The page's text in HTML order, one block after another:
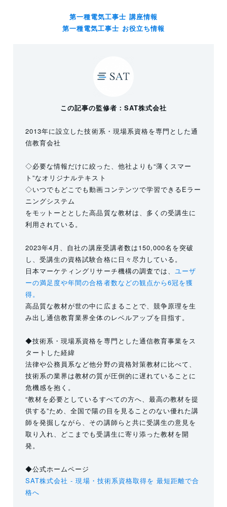
第一種電気工事士 講座情報
第一種電気工事士 お役立ち情報
この記事の監修者：SAT株式会社
2013年に設立した技術系・現場系資格を専門とした通
信教育会社
◇必要な情報だけに絞った、他社よりも“薄くスマー
ト”なオリジナルテキスト
◇いつでもどこでも動画コンテンツで学習できるEラー
ニングシステム
をモットーととした高品質な教材は、多くの受講生に
利用されている。
2023年4月、自社の講座受講者数は150,000名を突破
し、受講生の資格試験合格に日々尽力している。
日本マーケティングリサーチ機構の調査では、 ユーザ
ーの満足度や年間の合格者数などの観点から6冠を獲
得。
高品質な教材が世の中に広まることで、競争原理を生
み出し通信教育業界全体のレベルアップを目指す。
◆技術系・現場系資格を専門とした通信教育事業をス
タートした経緯
法律や公務員系など他分野の資格対策教材に比べて、
技術系の業界は教材の質が圧倒的に遅れていることに
危機感を抱く。
“教材を必要としているすべての方へ、最高の教材を提
供する”ため、全国で陽の目を見ることのない優れた講
師を発掘しながら、その講師らと共に受講生の意見を
取り入れ、どこまでも受講生に寄り添った教材を開
発。
◆公式ホームページ
SAT株式会社 - 現場・技術系資格取得を 最短距離で合
格へ